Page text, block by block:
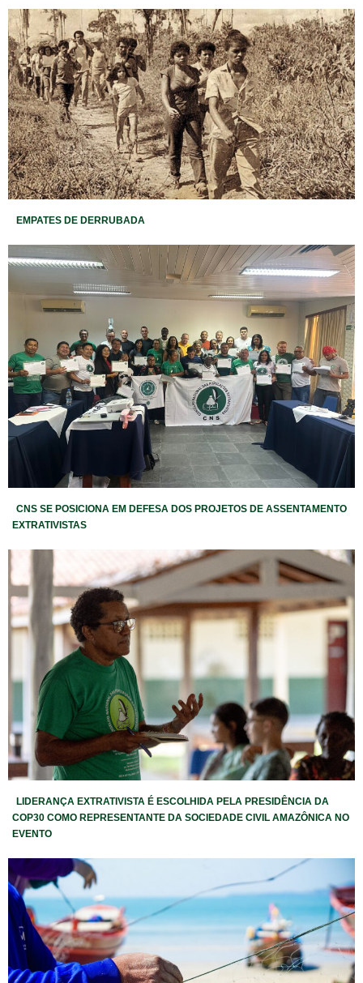
EMPATES DE DERRUBADA
CNS SE POSICIONA EM DEFESA DOS PROJETOS DE ASSENTAMENTO
EXTRATIVISTAS
LIDERANÇA EXTRATIVISTA É ESCOLHIDA PELA PRESIDÊNCIA DA
COP30 COMO REPRESENTANTE DA SOCIEDADE CIVIL AMAZÔNICA NO
EVENTO